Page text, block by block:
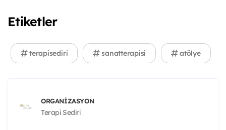
Etiketler
terapisediri sanatterapisi atölye
ORGANIZASYON
Terapi Sediri